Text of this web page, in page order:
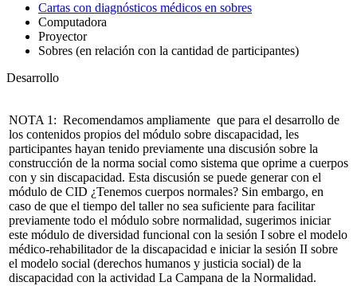
Cartas con diagnósticos médicos en sobres
Computadora
Proyector
Sobres (en relación con la cantidad de participantes)
Desarrollo
NOTA 1: Recomendamos ampliamente que para el desarrollo de
los contenidos propios del módulo sobre discapacidad, les
participantes hayan tenido previamente una discusión sobre la
construcción de la norma social como sistema que oprime a cuerpos
con y sin discapacidad. Esta discusión se puede generar con el
módulo de CID ¿Tenemos cuerpos normales? Sin embargo, en
caso de que el tiempo del taller no sea suficiente para facilitar
previamente todo el módulo sobre normalidad, sugerimos iniciar
este módulo de diversidad funcional con la sesión I sobre el modelo
médico-rehabilitador de la discapacidad e iniciar la sesión II sobre
el modelo social (derechos humanos y justicia social) de la
discapacidad con la actividad La Campana de la Normalidad.